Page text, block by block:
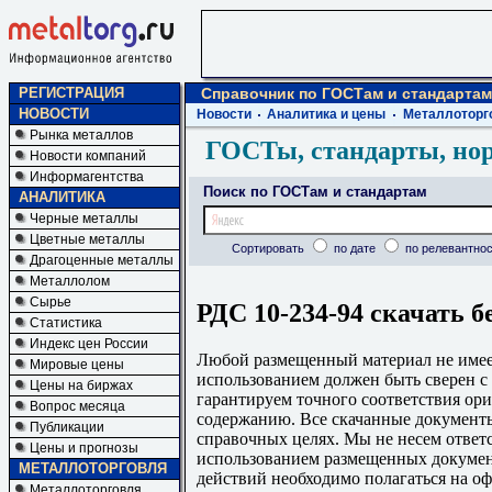
РЕГИСТРАЦИЯ
НОВОСТИ
Рынка металлов
Новости компаний
Информагентства
АНАЛИТИКА
Черные металлы
Цветные металлы
Драгоценные металлы
Металлолом
Сырье
Статистика
Индекс цен России
Мировые цены
Цены на биржах
Вопрос месяца
Публикации
Цены и прогнозы
МЕТАЛЛОТОРГОВЛЯ
Справочник по ГОСТам и стандартам
Новости Аналитика и цены
ГОСТы, стандарты,
Поиск по ГОСТам и стандартам
Сортировать по дате по
РДС 10-234-94 скачать
Любой размещенный материал не
использованием должен быть
гарантируем точного соответствия
содержанию. Все скачанные
справочных целях. Мы не несем
использованием размещенных
действий необходимо полагаться на